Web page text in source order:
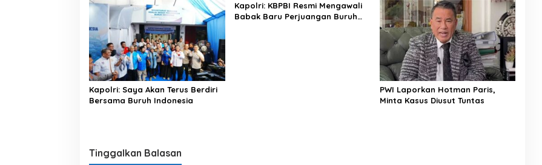
Kapolri: Saya Akan Terus Berdiri
Bersama Buruh Indonesia
Kapolri: KBPBI Resmi Mengawali
Babak Baru Perjuangan Buruh
PWI Laporkan Hotman Paris,
Minta Kasus Diusut Tuntas
Tinggalkan Balasan